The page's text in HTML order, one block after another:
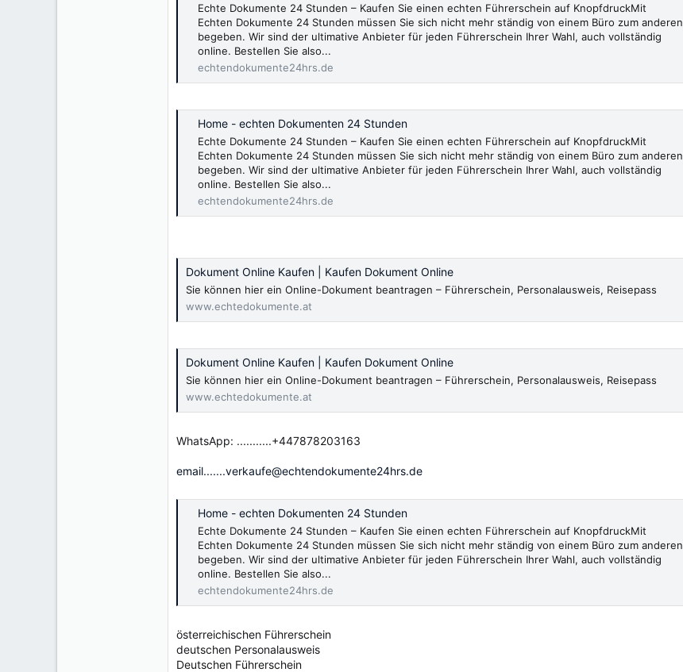
Echte Dokumente 24 Stunden – Kaufen Sie einen echten Führerschein auf KnopfdruckMit
Echten Dokumente 24 Stunden müssen Sie sich nicht mehr ständig von einem Büro zum anderen
begeben. Wir sind der ultimative Anbieter für jeden Führerschein Ihrer Wahl, auch vollständig
online. Bestellen Sie also...
echtendokumente24hrs.de
Home - echten Dokumenten 24 Stunden
Echte Dokumente 24 Stunden – Kaufen Sie einen echten Führerschein auf KnopfdruckMit
Echten Dokumente 24 Stunden müssen Sie sich nicht mehr ständig von einem Büro zum anderen
begeben. Wir sind der ultimative Anbieter für jeden Führerschein Ihrer Wahl, auch vollständig
online. Bestellen Sie also...
echtendokumente24hrs.de
Dokument Online Kaufen | Kaufen Dokument Online
Sie können hier ein Online-Dokument beantragen – Führerschein, Personalausweis, Reisepass
www.echtedokumente.at
Dokument Online Kaufen | Kaufen Dokument Online
Sie können hier ein Online-Dokument beantragen – Führerschein, Personalausweis, Reisepass
www.echtedokumente.at
WhatsApp: ...........+447878203163
email.......verkaufe@echtendokumente24hrs.de
Home - echten Dokumenten 24 Stunden
Echte Dokumente 24 Stunden – Kaufen Sie einen echten Führerschein auf KnopfdruckMit
Echten Dokumente 24 Stunden müssen Sie sich nicht mehr ständig von einem Büro zum anderen
begeben. Wir sind der ultimative Anbieter für jeden Führerschein Ihrer Wahl, auch vollständig
online. Bestellen Sie also...
echtendokumente24hrs.de
österreichischen Führerschein
deutschen Personalausweis
Deutschen Führerschein